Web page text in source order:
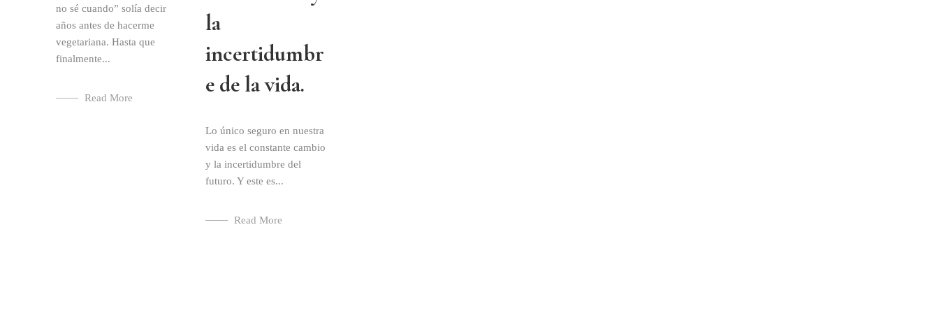
no sé cuando” solía decir
años antes de hacerme
vegetariana. Hasta que
finalmente...
Read More
la
incertidumbr
e de la vida.
Lo único seguro en nuestra
vida es el constante cambio
y la incertidumbre del
futuro. Y este es...
Read More